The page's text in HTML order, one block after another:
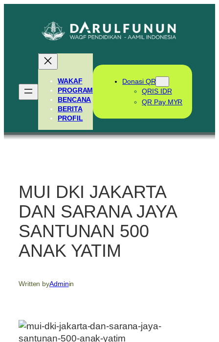
WAKAF
PROGRAM
BENCANA
BERITA
PROFIL
Donasi QR
QRIS IDR
QR Pay MYR
MUI DKI JAKARTA
DAN SARANA JAYA
SANTUNAN 500
ANAK YATIM
Written byAdminin